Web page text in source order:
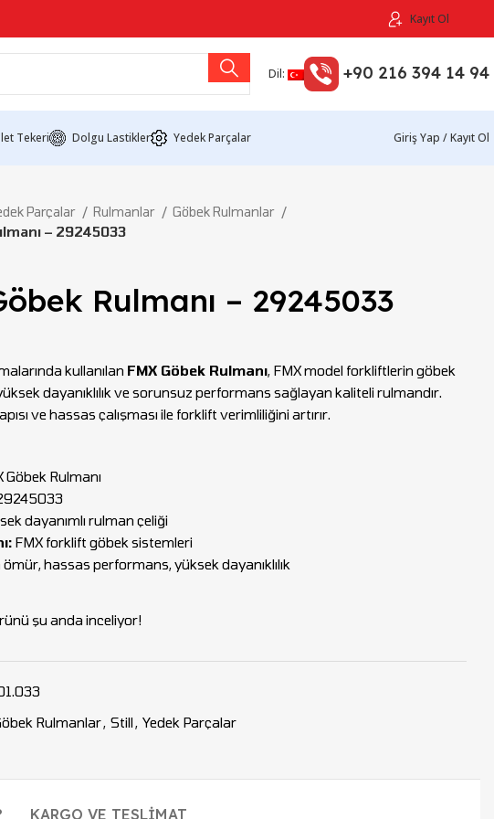
Kayıt Ol
Dil: +90 216 394 14 94
Tekeri Dolgu Lastikler Yedek Parçalar Giriş Yap / Kayıt Ol
Parçalar Rulmanlar
Göbek Rulmanlar
– 29245033
Rulmanı – 29245033
kullanılan FMX Göbek Rulmanı, FMX model forkliftlerin göbek
dayanıklılık ve sorunsuz performans sağlayan kaliteli rulmandır.
ve hassas çalışması ile forklift verimliliğini artırır.
Göbek Rulmanı
dayanımlı rulman çeliği
FMX forklift göbek sistemleri
ömür, hassas performans, yüksek dayanıklılık
şu anda inceliyor!
Rulmanlar, Still, Yedek Parçalar
KARGO VE TESLIMAT